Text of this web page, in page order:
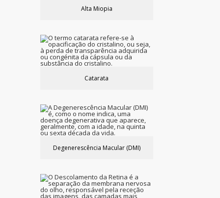
Alta Miopia
Catarata
Degenerescência Macular (DMI)